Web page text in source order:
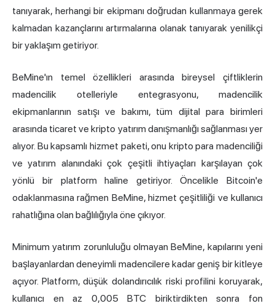
tanıyarak, herhangi bir ekipmanı doğrudan kullanmaya gerek
kalmadan kazançlarını artırmalarına olanak tanıyarak yenilikçi
bir yaklaşım getiriyor.
BeMine'ın temel özellikleri arasında bireysel çiftliklerin
madencilik otelleriyle entegrasyonu, madencilik
ekipmanlarının satışı ve bakımı, tüm dijital para birimleri
arasında ticaret ve kripto yatırım danışmanlığı sağlanması yer
alıyor. Bu kapsamlı hizmet paketi, onu kripto para madenciliği
ve yatırım alanındaki çok çeşitli ihtiyaçları karşılayan çok
yönlü bir platform haline getiriyor. Öncelikle Bitcoin'e
odaklanmasına rağmen BeMine, hizmet çeşitliliği ve kullanıcı
rahatlığına olan bağlılığıyla öne çıkıyor.
Minimum yatırım zorunluluğu olmayan BeMine, kapılarını yeni
başlayanlardan deneyimli madencilere kadar geniş bir kitleye
açıyor. Platform, düşük dolandırıcılık riski profilini koruyarak,
kullanıcı en az 0,005 BTC biriktirdikten sonra fon